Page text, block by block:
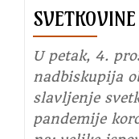
U petak, 4.
nadbiskupija
slavljenje
pandemije